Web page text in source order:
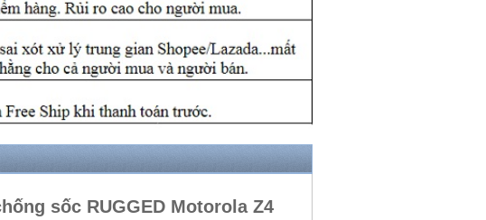
sốc RUGGED Motorola Z4